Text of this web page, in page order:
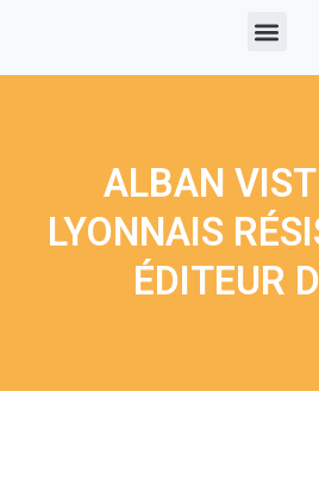
ALBAN
LYONNAIS
ÉDITEUR